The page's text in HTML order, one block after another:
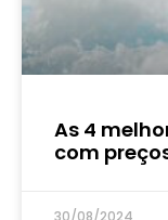
As 4
com